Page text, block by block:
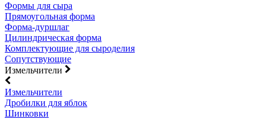
Формы для сыра
Прямоугольная форма
Форма-дуршлаг
Цилиндрическая форма
Комплектующие для сыроделия
Сопутствующие
Измельчители
Измельчители
Дробилки для яблок
Шинковки